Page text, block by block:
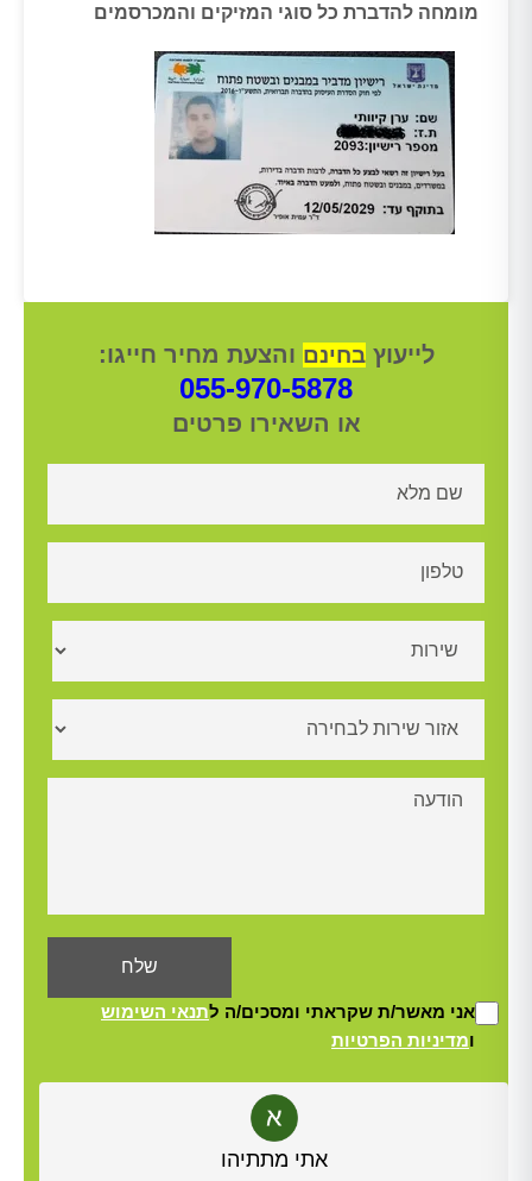
מומחה להדברת כל סוגי המזיקים והמכרסמים
לייעוץבחינם והצעת מחיר חייגו:
055-970-5878
או השאירו פרטים
אני מאשר/ת שקראתי ומסכים/ה לתנאי השימוש
ומדיניות הפרטיות
אתי מתתיהו